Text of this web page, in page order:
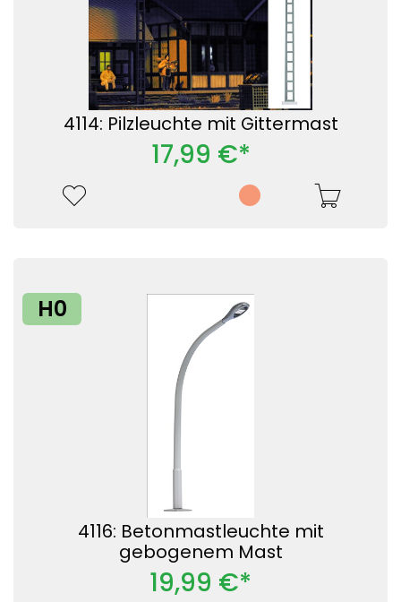
4114: Pilzleuchte mit Gittermast
17,99 €*
H0
4116: Betonmastleuchte mit
gebogenem Mast
19,99 €*